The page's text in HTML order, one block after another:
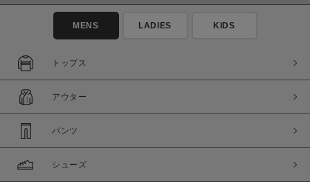
通常商品
セール価格
在庫
在庫あり
MENS LADIES KIDS
トップス
アウター
パンツ
シューズ